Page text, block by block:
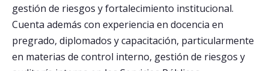
gestión de riesgos y fortalecimiento institucional.
Cuenta además con experiencia en docencia en
pregrado, diplomados y capacitación, particularmente
en materias de control interno, gestión de riesgos y